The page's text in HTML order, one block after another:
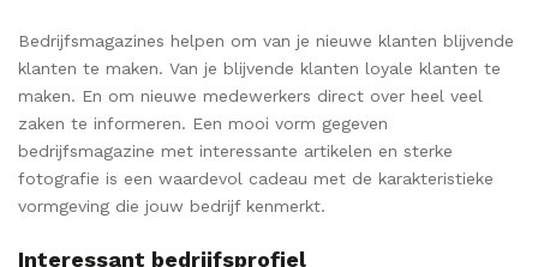
Bedrijfsmagazines helpen om van je nieuwe klanten blijvende
klanten te maken. Van je blijvende klanten loyale klanten te
maken. En om nieuwe medewerkers direct over heel veel
zaken te informeren. Een mooi vorm gegeven
bedrijfsmagazine met interessante artikelen en sterke
fotografie is een waardevol cadeau met de karakteristieke
vormgeving die jouw bedrijf kenmerkt.
Interessant bedrijfsprofiel